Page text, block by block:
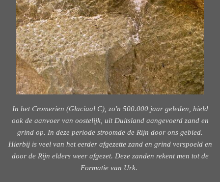
In het Cromerien (Glaciaal C), zo'n 500.000 jaar geleden, hield
ook de aanvoer van oostelijk, uit Duitsland aangevoerd zand en
grind op. In deze periode stroomde de Rijn door ons gebied.
Hierbij is veel van het eerder afgezette zand en grind verspoeld en
door de Rijn elders weer afgezet. Deze zanden rekent men tot de
Formatie van Urk.